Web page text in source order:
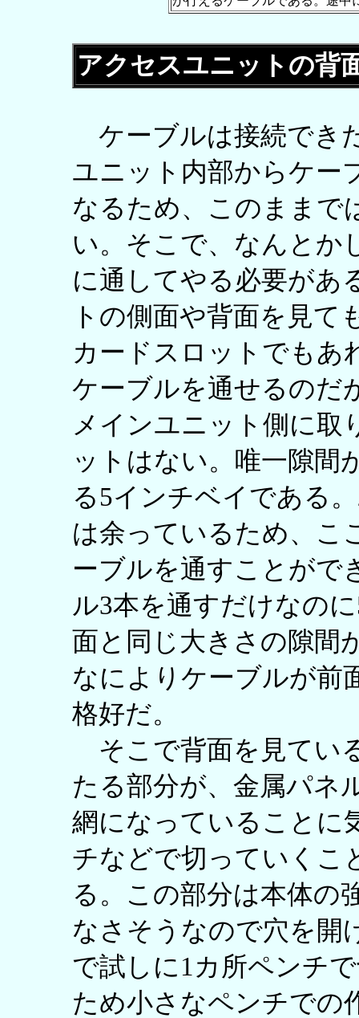
アクセスユニットの背
ケーブルは接続でき
ユニット内部からケー
なるため、このままで
い。そこで、なんとか
に通してやる必要があ
トの側面や背面を見て
カードスロットでもあ
ケーブルを通せるのだ
メインユニット側に取
ットはない。唯一隙間
る5インチベイである
は余っているため、こ
ーブルを通すことがで
ル3本を通すだけなの
面と同じ大きさの隙間
なによりケーブルが前
格好だ。
そこで背面を見てい
たる部分が、金属パネ
網になっていることに
チなどで切っていくこ
る。この部分は本体の
なさそうなので穴を開
で試しに1カ所ペンチ
ため小さなペンチでの